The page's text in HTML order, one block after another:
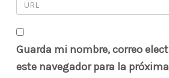
Guarda mi nombre, correo
este navegador para la